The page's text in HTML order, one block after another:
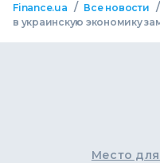
Finance.ua / Все новости /
в украинскую экономику
Место